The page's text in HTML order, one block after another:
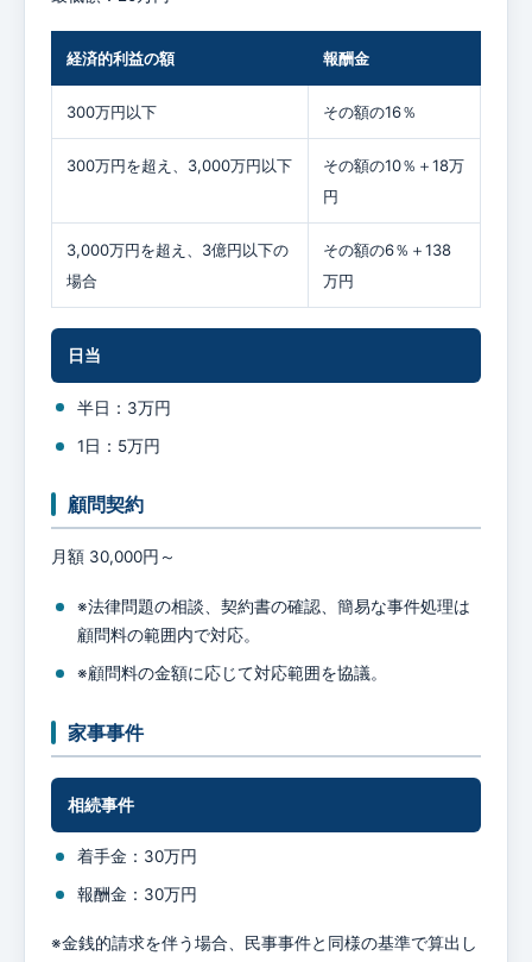
経済的利益の額 報酬金
300万円以下 その額の16％
300万円を超え、3,000万円以下
その額の10％＋18万
円
3,000万円を超え、3億円以下の
場合
その額の6％＋138
万円
日当
半日：3万円
1日：5万円
顧問契約
月額 30,000円～
※法律問題の相談、契約書の確認、簡易な事件処理は
顧問料の範囲内で対応。
※顧問料の金額に応じて対応範囲を協議。
家事事件
相続事件
着手金：30万円
報酬金：30万円
※金銭的請求を伴う場合、民事事件と同様の基準で算出し